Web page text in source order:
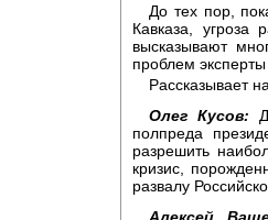
До тех пор,
Кавказа, угроза
высказывают
проблем
Рассказывает
Олег Кусов:
полпреда
разрешить
кризис,
развалу
Алексей